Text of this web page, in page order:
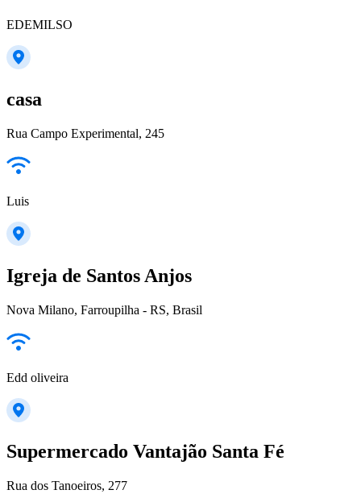
EDEMILSO
casa
Rua Campo Experimental, 245
Luis
Igreja de Santos Anjos
Nova Milano, Farroupilha - RS, Brasil
Edd oliveira
Supermercado Vantajão Santa Fé
Rua dos Tanoeiros, 277